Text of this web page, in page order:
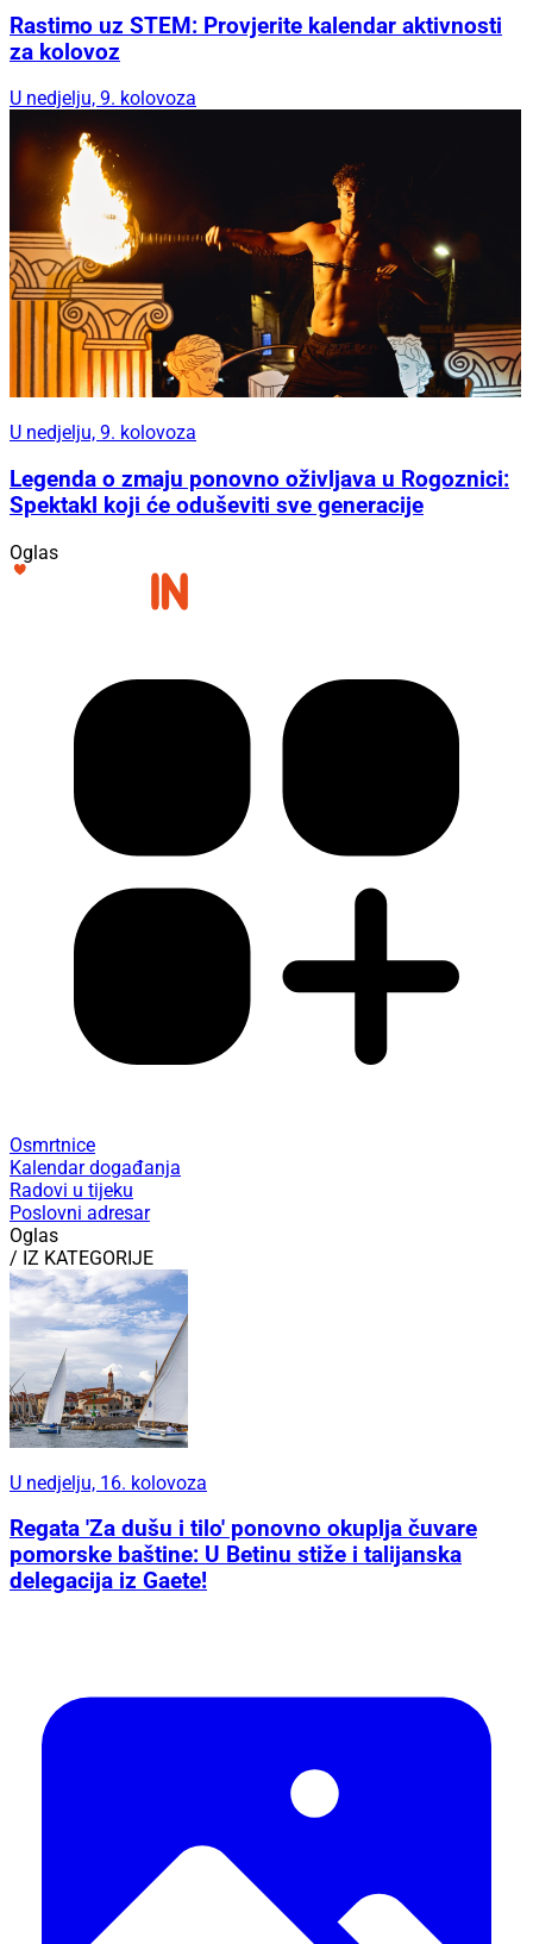
Rastimo uz STEM: Provjerite kalendar aktivnosti
za kolovoz
U nedjelju, 9. kolovoza
U nedjelju, 9. kolovoza
Legenda o zmaju ponovno oživljava u Rogoznici:
Spektakl koji će oduševiti sve generacije
Oglas
Osmrtnice
Kalendar događanja
Radovi u tijeku
Poslovni adresar
Oglas
/ IZ KATEGORIJE
U nedjelju, 16. kolovoza
Regata 'Za dušu i tilo' ponovno okuplja čuvare
pomorske baštine: U Betinu stiže i talijanska
delegacija iz Gaete!